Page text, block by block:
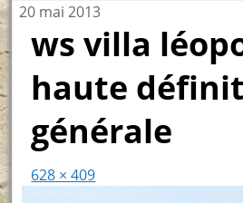
20 mai 2013
ws villa
haute
générale
628 × 409